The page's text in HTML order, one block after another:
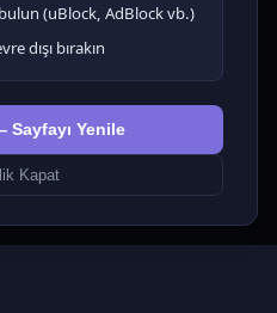
(uBlock, AdBlock vb.)
dışı bırakın
Sayfayı Yenile
Kapat